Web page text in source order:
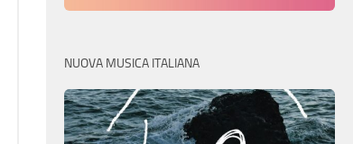
NUOVA MUSICA ITALIANA